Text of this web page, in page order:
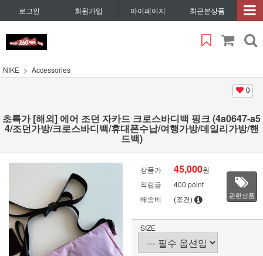
로그인 회원가입 마이페이지 최근본상품
NIKE Accessories
0
초특가 [해외] 에어 조던 자카드 크로스바디백 핑크 (4a0647-a5
4/조던가방/크로스바디백/휴대폰수납/여행가방/데일리가방/핸
드백)
상품가 45,000원
적립금
400 point
배송비
(조건) 관련상품
SIZE